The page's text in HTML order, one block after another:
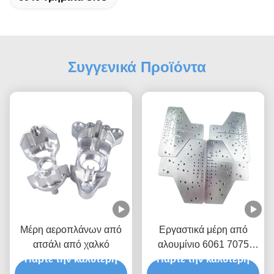
Συγγενικά Προϊόντα
Μέρη αεροπλάνων από
ατσάλι από χαλκό
Πάρτε την καλύτερη
Εργαστικά μέρη από
αλουμίνιο 6061 7075
Εργαστικά μέρη από
Πάρτε την καλύτερη